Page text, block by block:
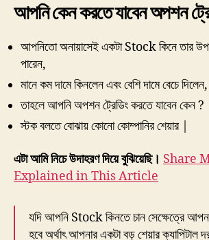
আপনি কেন করতে যাবেন অপশন
আপনিতো অনায়াসেই একটা Stock কিনে তার
পারেন,
মানে কম দামে কিনলেন এবং বেশি দামে বেচে দিলেন,
তাহলে আপনি অপশন ট্রেডিং করতে যাবেন কেন ?
স্টক বলতে বোঝায় কোনো কোম্পানির শেয়ার |
এটা আমি নিচে উদাহরণ দিয়ে বুঝিয়েছি। Share
Explained in This Article
যদি আপনি Stock কিনতে চান সেক্ষেত্রে
হবে অর্থাৎ আপনার একটা বড় শেয়ার ক্যাপিটাল